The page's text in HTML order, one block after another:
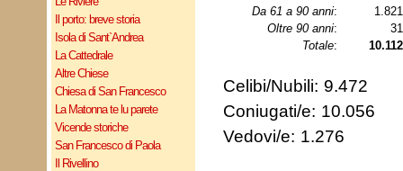
Il porto: breve storia
Isola di Sant`Andrea
La Cattedrale
Altre Chiese
Chiesa di San Francesco
La Matonna te lu parete
Vicende storiche
San Francesco di Paola
Il Rivellino
Da 61 a 90 anni:
Oltre 90 anni:
Totale: 10.112
Celibi/Nubili: 9.472
Coniugati/e: 10.056
Vedovi/e: 1.276